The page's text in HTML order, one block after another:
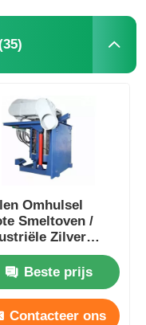
Omhulsel
Smeltoven /
Zilver
Beste prijs
Contacteer ons